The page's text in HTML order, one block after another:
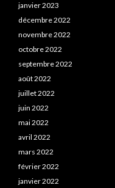
janvier 2023
décembre 2022
novembre 2022
octobre 2022
septembre 2022
août 2022
juillet 2022
juin 2022
mai 2022
avril 2022
mars 2022
février 2022
janvier 2022